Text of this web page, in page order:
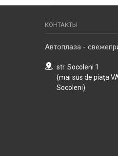
КОНТАКТЫ
Автоплаза -
str. Socoleni 1
(mai sus de piața
Socoleni)